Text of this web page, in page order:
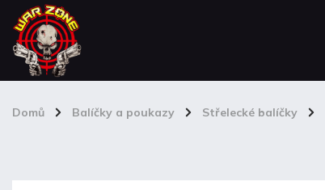
Domů / Balíčky a poukazy / Střelecké balíčky /